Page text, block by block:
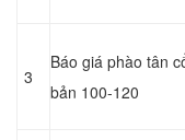
3
Báo giá phào tân
bản 100-120